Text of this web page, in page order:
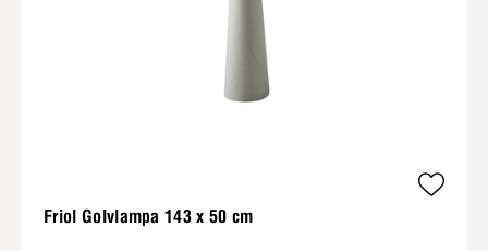
Friol Golvlampa 143 x 50 cm